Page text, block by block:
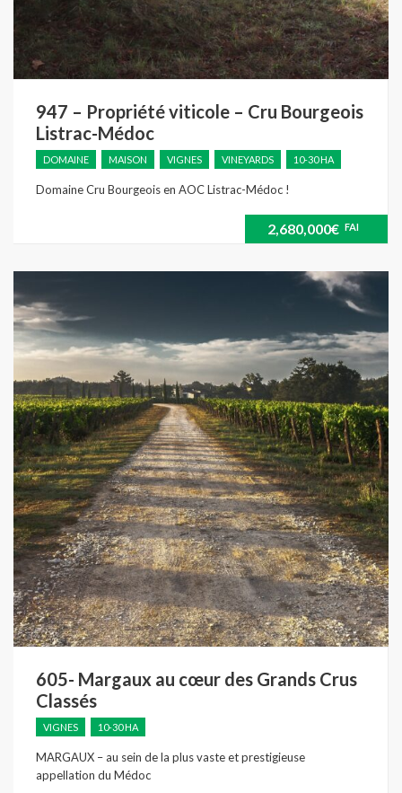
947 – Propriété viticole – Cru Bourgeois
Listrac-Médoc
DOMAINE MAISON VIGNES VINEYARDS 10-30 HA
Domaine Cru Bourgeois en AOC Listrac-Médoc !
2,680,000€ FAI
605- Margaux au cœur des Grands Crus
Classés
VIGNES 10-30 HA
MARGAUX – au sein de la plus vaste et prestigieuse
appellation du Médoc